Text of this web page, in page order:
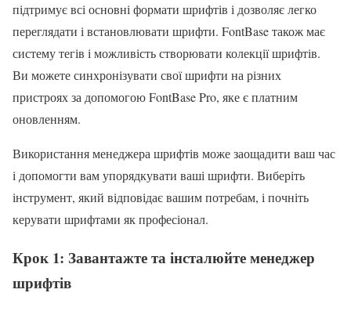
підтримує всі основні формати шрифтів і дозволяє легко
переглядати і встановлювати шрифти. FontBase також має
систему тегів і можливість створювати колекції шрифтів.
Ви можете синхронізувати свої шрифти на різних
пристроях за допомогою FontBase Pro, яке є платним
оновленням.
Використання менеджера шрифтів може заощадити ваш час
і допомогти вам упорядкувати ваші шрифти. Виберіть
інструмент, який відповідає вашим потребам, і почніть
керувати шрифтами як професіонал.
Крок 1: Завантажте та інсталюйте менеджер
шрифтів